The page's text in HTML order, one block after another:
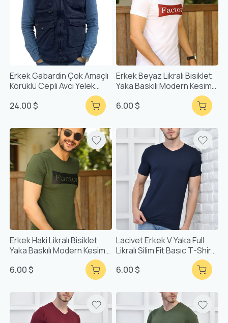
Erkek Gabardin Çok Amaçlı
Körüklü Cepli Avcı Yelek
24.00 $
Erkek Beyaz Likralı Bisiklet
Yaka Baskılı Modern Kesim
Kısa Kollu T-Shirt F51534
6.00 $
Erkek Haki Likralı Bisiklet
Yaka Baskılı Modern Kesim
Kısa Kollu T-Shirt F51534
6.00 $
Lacivet Erkek V Yaka Full
Likralı Silim Fit Basıc T-Shirt
6.00 $